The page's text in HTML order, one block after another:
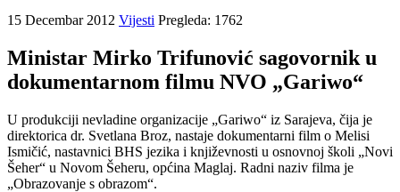
15 Decembar 2012 Vijesti Pregleda: 1762
Ministar Mirko Trifunović sagovornik u
dokumentarnom filmu NVO „Gariwo“
U produkciji nevladine organizacije „Gariwo“ iz Sarajeva, čija je
direktorica dr. Svetlana Broz, nastaje dokumentarni film o Melisi
Ismičić, nastavnici BHS jezika i književnosti u osnovnoj školi „Novi
Šeher“ u Novom Šeheru, općina Maglaj. Radni naziv filma je
„Obrazovanje s obrazom“.